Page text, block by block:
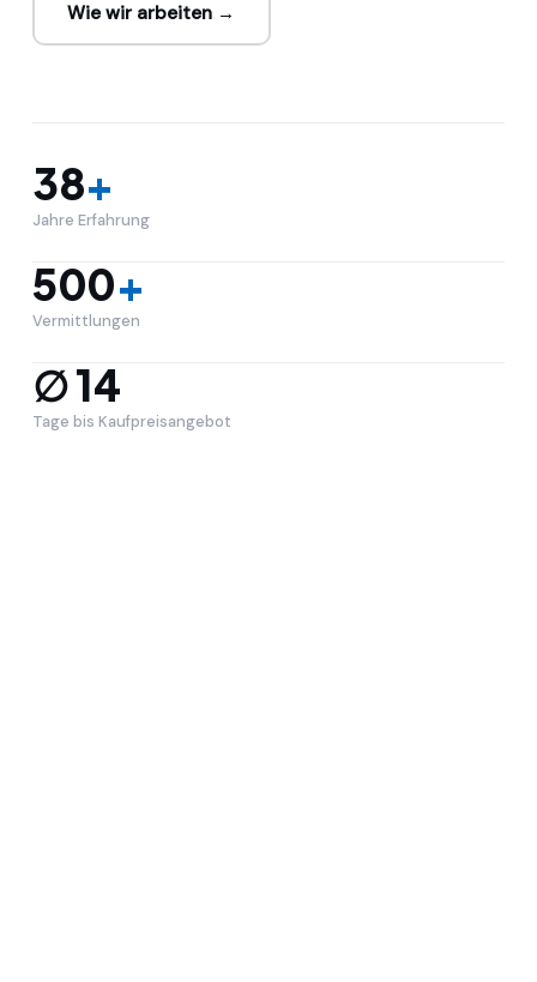
Wie wir arbeiten →
38+
Jahre Erfahrung
500+
Vermittlungen
∅ 14
Tage bis Kaufpreisangebot